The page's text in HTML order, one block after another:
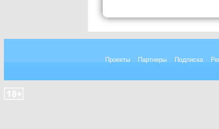
Проекты Партнеры Подписка